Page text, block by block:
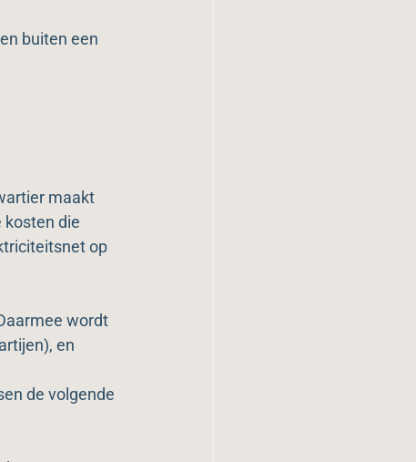
buiten een
maakt
kosten die
op
wordt
en
de volgende